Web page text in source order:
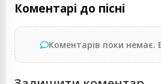
Коментарі до пісні
Коментарів поки немає.